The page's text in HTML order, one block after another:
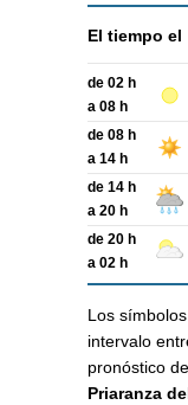
El tiempo el
de 02 h
a 08 h
de 08 h
a 14 h
de 14 h
a 20 h
de 20 h
a 02 h
Los
intervalo
pronóstico
Priaranza